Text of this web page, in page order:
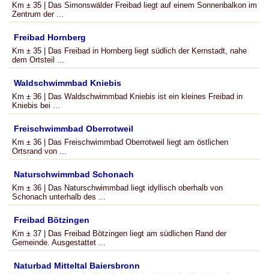
Km ± 35 | Das Simonswälder Freibad liegt auf einem Sonnenbalkon im
Zentrum der ...
Freibad Hornberg
Km ± 35 | Das Freibad in Hornberg liegt südlich der Kernstadt, nahe
dem Ortsteil ...
Waldschwimmbad Kniebis
Km ± 36 | Das Waldschwimmbad Kniebis ist ein kleines Freibad in
Kniebis bei ...
Freischwimmbad Oberrotweil
Km ± 36 | Das Freischwimmbad Oberrotweil liegt am östlichen
Ortsrand von ...
Naturschwimmbad Schonach
Km ± 36 | Das Naturschwimmbad liegt idyllisch oberhalb von
Schonach unterhalb des ...
Freibad Bötzingen
Km ± 37 | Das Freibad Bötzingen liegt am südlichen Rand der
Gemeinde. Ausgestattet ...
Naturbad Mitteltal Baiersbronn